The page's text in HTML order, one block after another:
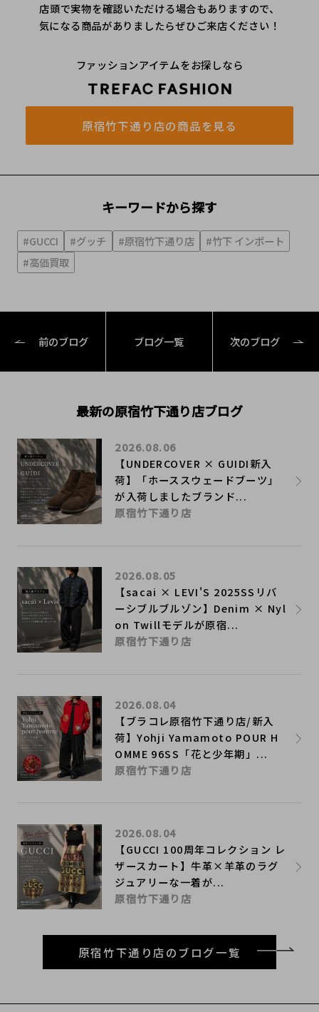
店頭で実物を確認いただける場合もありますので、
気になる商品がありましたらぜひご来店ください！
ファッションアイテムをお探しなら
原宿竹下通り店の商品を見る
キーワードから探す
#GUCCI #グッチ #原宿竹下通り店
#竹下 インポート
#高価買取
前のブログ ブログ一覧 次のブログ
最新の原宿竹下通り店ブログ
【UNDERCOVER × GUIDI新入
荷】「ホーススウェードブーツ」
が入荷しましたブランド...
2026.08.06
原宿竹下通り店
【sacai × LEVI'S 2025SSリバ
ーシブルブルゾン】Denim × Nyl
on Twillモデルが原宿...
2026.08.05
原宿竹下通り店
【ブラコレ原宿竹下通り店/新入
荷】Yohji Yamamoto POUR H
OMME 96SS「花と少年期」...
2026.08.04
原宿竹下通り店
【GUCCI 100周年コレクション レ
ザースカート】牛革×羊革のラグ
ジュアリーな一着が...
2026.08.04
原宿竹下通り店
原宿竹下通り店のブログ一覧